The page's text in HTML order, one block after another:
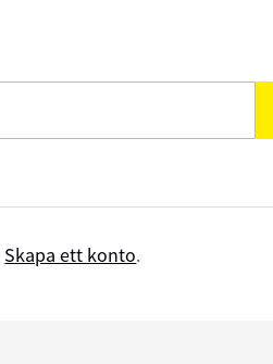
Skapa ett konto.